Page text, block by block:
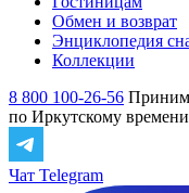
Обмен и возврат
Энциклопедия
Коллекции
8 800 100-26-56
по Иркутскому
Чат Telegram